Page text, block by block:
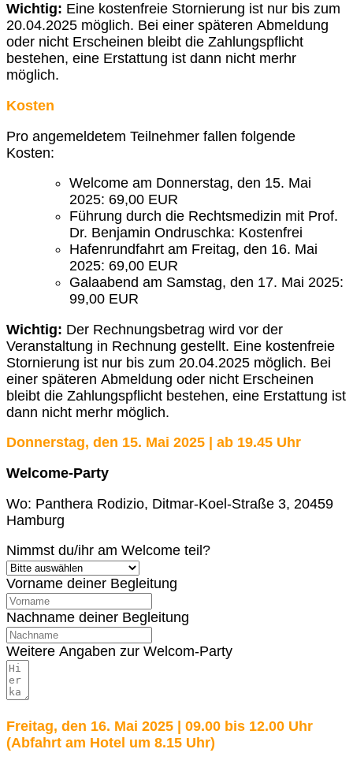
Wichtig: Eine kostenfreie Stornierung ist nur bis zum
20.04.2025 möglich. Bei einer späteren Abmeldung
oder nicht Erscheinen bleibt die Zahlungspflicht
bestehen, eine Erstattung ist dann nicht merhr
möglich.
Kosten
Pro angemeldetem Teilnehmer fallen folgende
Kosten:
Welcome am Donnerstag, den 15. Mai
2025: 69,00 EUR
Führung durch die Rechtsmedizin mit Prof.
Dr. Benjamin Ondruschka: Kostenfrei
Hafenrundfahrt am Freitag, den 16. Mai
2025: 69,00 EUR
Galaabend am Samstag, den 17. Mai 2025:
99,00 EUR
Wichtig: Der Rechnungsbetrag wird vor der
Veranstaltung in Rechnung gestellt. Eine kostenfreie
Stornierung ist nur bis zum 20.04.2025 möglich. Bei
einer späteren Abmeldung oder nicht Erscheinen
bleibt die Zahlungspflicht bestehen, eine Erstattung ist
dann nicht merhr möglich.
Donnerstag, den 15. Mai 2025 | ab 19.45 Uhr
Welcome-Party
Wo: Panthera Rodizio, Ditmar-Koel-Straße 3, 20459
Hamburg
Nimmst du/ihr am Welcome teil?
Vorname deiner Begleitung
Nachname deiner Begleitung
Weitere Angaben zur Welcom-Party
Freitag, den 16. Mai 2025 | 09.00 bis 12.00 Uhr
(Abfahrt am Hotel um 8.15 Uhr)